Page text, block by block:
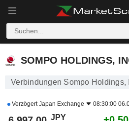
SOMPO HOLDINGS, INC.
SOMPO HOLDINGS,
Verbindungen Sompo Holdings,
VerzögertJapan Exchange 08:30:00
JPY